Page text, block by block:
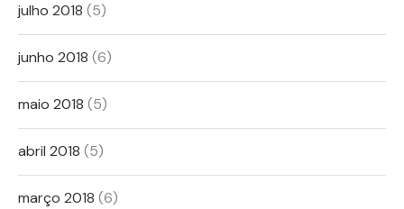
julho 2018 (5)
junho 2018 (6)
maio 2018 (5)
abril 2018 (5)
março 2018 (6)